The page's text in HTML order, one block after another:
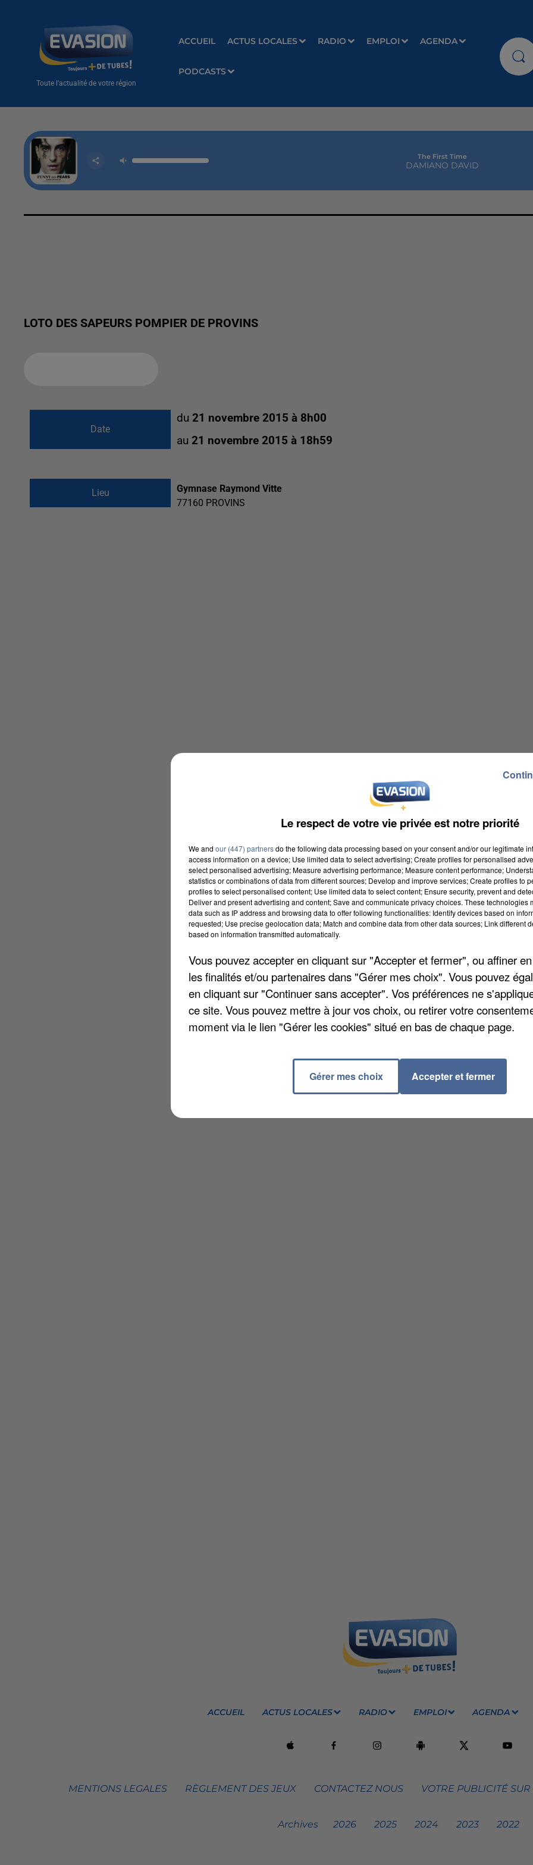
Toute l'actualité de votre région
ACCUEIL ACTUS LOCALES RADIO EMPLOI AGENDA
PODCASTS
The First Time
DAMIANO DAVID
LOTO DES SAPEURS POMPIER DE PROVINS
Date
du21 novembre 2015 à 8h00
au21 novembre 2015 à 18h59
Lieu
Gymnase Raymond Vitte
77160 PROVINS
ACCUEIL ACTUS LOCALES RADIO EMPLOI AGENDA
MENTIONS LEGALES RÈGLEMENT DES JEUX CONTACTEZ NOUS VOTRE PUBLICITÉ
Archives 2026 2025 2024 2023 2022
Le respect de votre vie privée est notre priorité
We and our (447) partnersdo the following data processing based on your consent and/or our legitimate
access information on a device; Use limited data to select advertising; Create profiles for personalised
select personalised advertising; Measure advertising performance; Measure content performance;
statistics or combinations of data from different sources; Develop and improve services; Create profiles to
profiles to select personalised content; Use limited data to select content; Ensure security, prevent and
Deliver and present advertising and content; Save and communicate privacy choices. These technologies
data such as IP address and browsing data to offer following functionalities: Identify devices based on
requested; Use precise geolocation data; Match and combine data from other data sources; Link different
based on information transmitted automatically.
Vous pouvez accepter en cliquant sur "Accepter et fermer", ou affiner
les finalités et/ou partenaires dans "Gérer mes choix". Vous pouvez
en cliquant sur "Continuer sans accepter". Vos préférences ne
ce site. Vous pouvez mettre à jour vos choix, ou retirer votre
moment via le lien "Gérer les cookies" situé en bas de chaque page.
Gérer mes choix Accepter et fermer